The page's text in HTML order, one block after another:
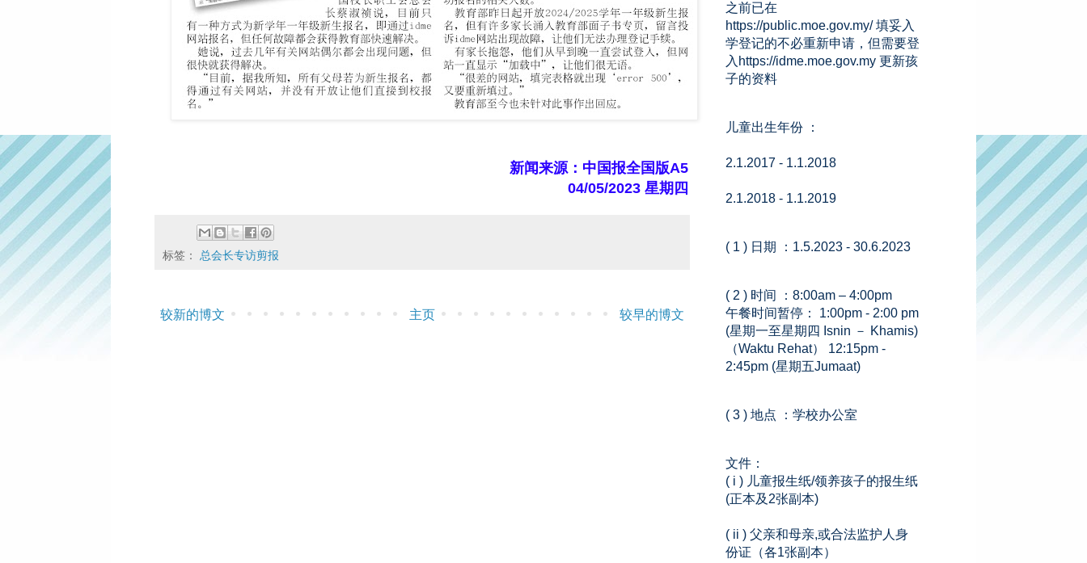
新闻来源：中国报全国版A5
04/05/2023 星期四
标签： 总会长专访剪报
较新的博文 较早的博文
主页
之前已在
https://public.moe.gov.my/ 填妥入
学登记的不必重新申请，但需要登
入https://idme.moe.gov.my 更新孩
子的资料
儿童出生年份 ：
2.1.2017 - 1.1.2018
2.1.2018 - 1.1.2019
( 1 ) 日期 ：1.5.2023 - 30.6.2023
( 2 ) 时间 ：8:00am – 4:00pm
午餐时间暂停： 1:00pm - 2:00 pm
(星期一至星期四 Isnin － Khamis)
（Waktu Rehat） 12:15pm -
2:45pm (星期五Jumaat)
( 3 ) 地点 ：学校办公室
文件：
( i ) 儿童报生纸/领养孩子的报生纸
(正本及2张副本)
( ii ) 父亲和母亲,或合法监护人身
份证（各1张副本）